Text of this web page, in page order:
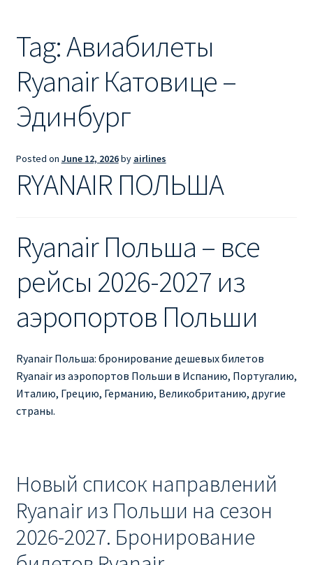
RYANAIR ИЗ РИГИ
Ryanair из Стокгольма
RYANAIR ИЗ ТАЛЛИНА
Ryanair из Тампере
RYANAIR ИЗ ЧЕХИИ | ПРАГА, ОСТРАВА, ПАРДУБИЦЕ,
Ryanair изменение имени
Ryanair изменения
Ryanair изменить дату
Ryanair изменить фамилию
Ryanair Испания
Ryanair направления, акции
Ryanair онлайн регистрация
Tag:Авиабилеты
Ryanair Катовице –
Эдинбург
Posted on June 12, 2026by airlines
RYANAIR ПОЛЬША
Ryanair Польша – все
рейсы 2026-2027 из
аэропортов Польши
Ryanair Польша: бронирование дешевых билетов
Ryanair из аэропортов Польши в Испанию, Португалию,
Италию, Грецию, Германию, Великобританию, другие
страны.
Новый список направлений
Ryanair из Польши на сезон
2026-2027. Бронирование